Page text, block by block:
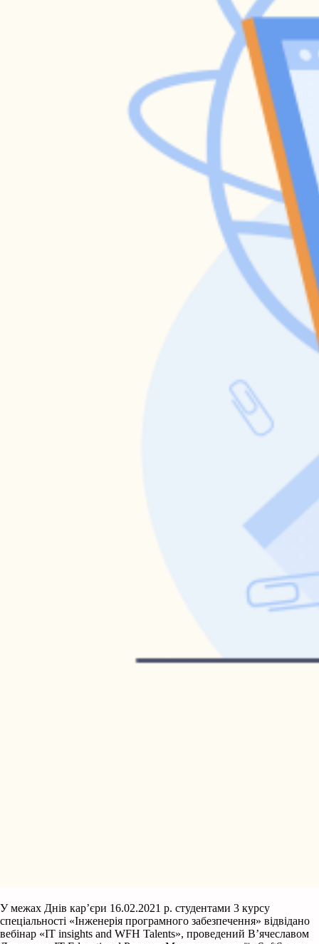
У межах Днів кар’єри 16.02.2021 р. студентами 3 курсу
спеціальності «Інженерія програмного забезпечення» відвідано
вебінар «IT insights and WFH Talents», проведений В’ячеславом